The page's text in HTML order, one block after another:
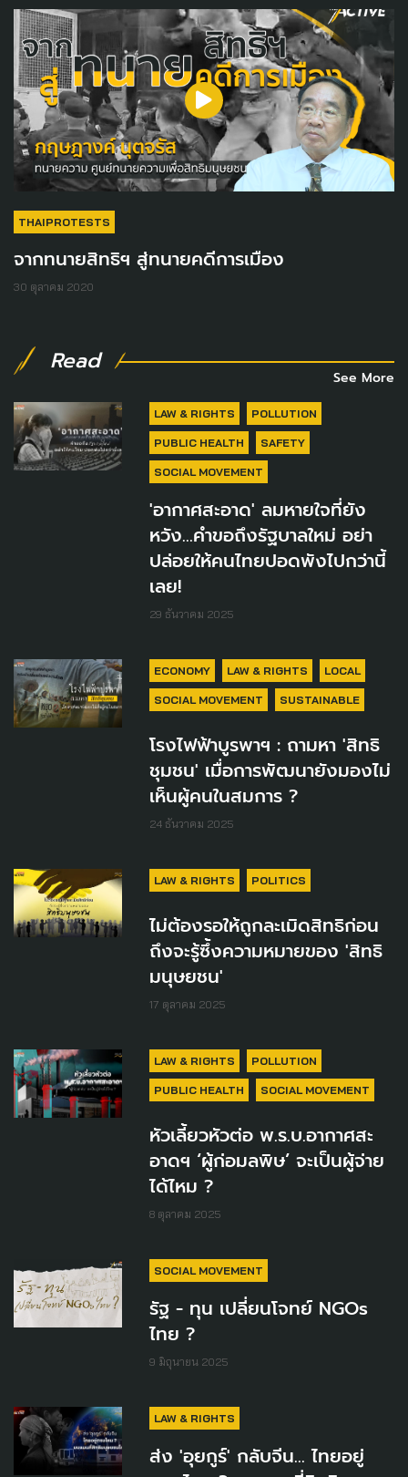
THAIPROTESTS
จากทนายสิทธิฯ สู่ทนายคดีการเมือง
30 ตุลาคม 2020
Read
See More
LAW & RIGHTS POLLUTION
PUBLIC HEALTH SAFETY
SOCIAL MOVEMENT
'อากาศสะอาด' ลมหายใจที่ยัง
หวัง…คำขอถึงรัฐบาลใหม่ อย่า
ปล่อยให้คนไทยปอดพังไปกว่านี้
เลย!
29 ธันวาคม 2025
ECONOMY LAW & RIGHTS LOCAL
SOCIAL MOVEMENT SUSTAINABLE
โรงไฟฟ้าบูรพาฯ : ถามหา 'สิทธิ
ชุมชน' เมื่อการพัฒนายังมองไม่
เห็นผู้คนในสมการ ?
24 ธันวาคม 2025
LAW & RIGHTS POLITICS
ไม่ต้องรอให้ถูกละเมิดสิทธิก่อน
ถึงจะรู้ซึ้งความหมายของ 'สิทธิ
มนุษยชน'
17 ตุลาคม 2025
LAW & RIGHTS POLLUTION
PUBLIC HEALTH SOCIAL MOVEMENT
หัวเลี้ยวหัวต่อ พ.ร.บ.อากาศสะ
อาดฯ ‘ผู้ก่อมลพิษ’ จะเป็นผู้จ่าย
ได้ไหม ?
8 ตุลาคม 2025
SOCIAL MOVEMENT
รัฐ - ทุน เปลี่ยนโจทย์ NGOs
ไทย ?
9 มิถุนายน 2025
LAW & RIGHTS
ส่ง 'อุยกูร์' กลับจีน... ไทยอยู่